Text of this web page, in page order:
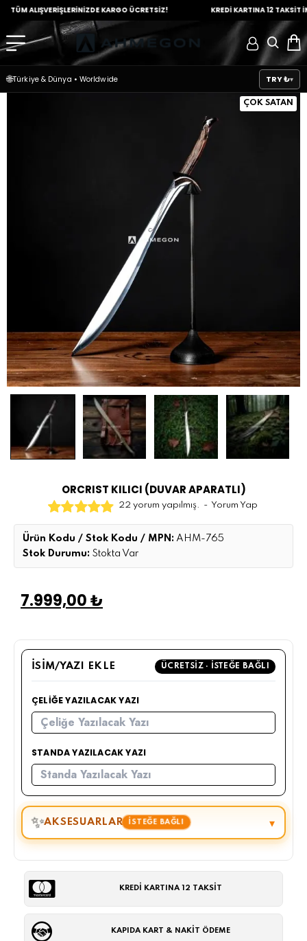
ALIŞVERİŞLERİNİZDEKARGO ÜCRETSİZ! KREDİ KARTINA12 TAKSİT
🌐Türkiye & Dünya • Worldwide TRY ₺
ÇOK SATAN
ORCRIST KILICI (DUVAR APARATLI)
22 yorum yapılmış. - Yorum Yap
Ürün Kodu / Stok Kodu / MPN: AHM-765
Stok Durumu: Stokta Var
7.999,00 ₺
İSIM/YAZI EKLE ÜCRETSIZ · İSTEĞE BAĞLI
ÇELIĞE YAZILACAK YAZI
STANDA YAZILACAK YAZI
✨AKSESUARLAR İSTEĞE BAĞLI ▾
KREDİ KARTINA 12 TAKSİT
KAPIDA KART & NAKİT ÖDEME